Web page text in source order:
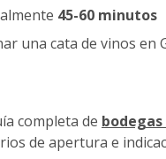
45-60 minutos
una cata de vinos en
completa de
de apertura e